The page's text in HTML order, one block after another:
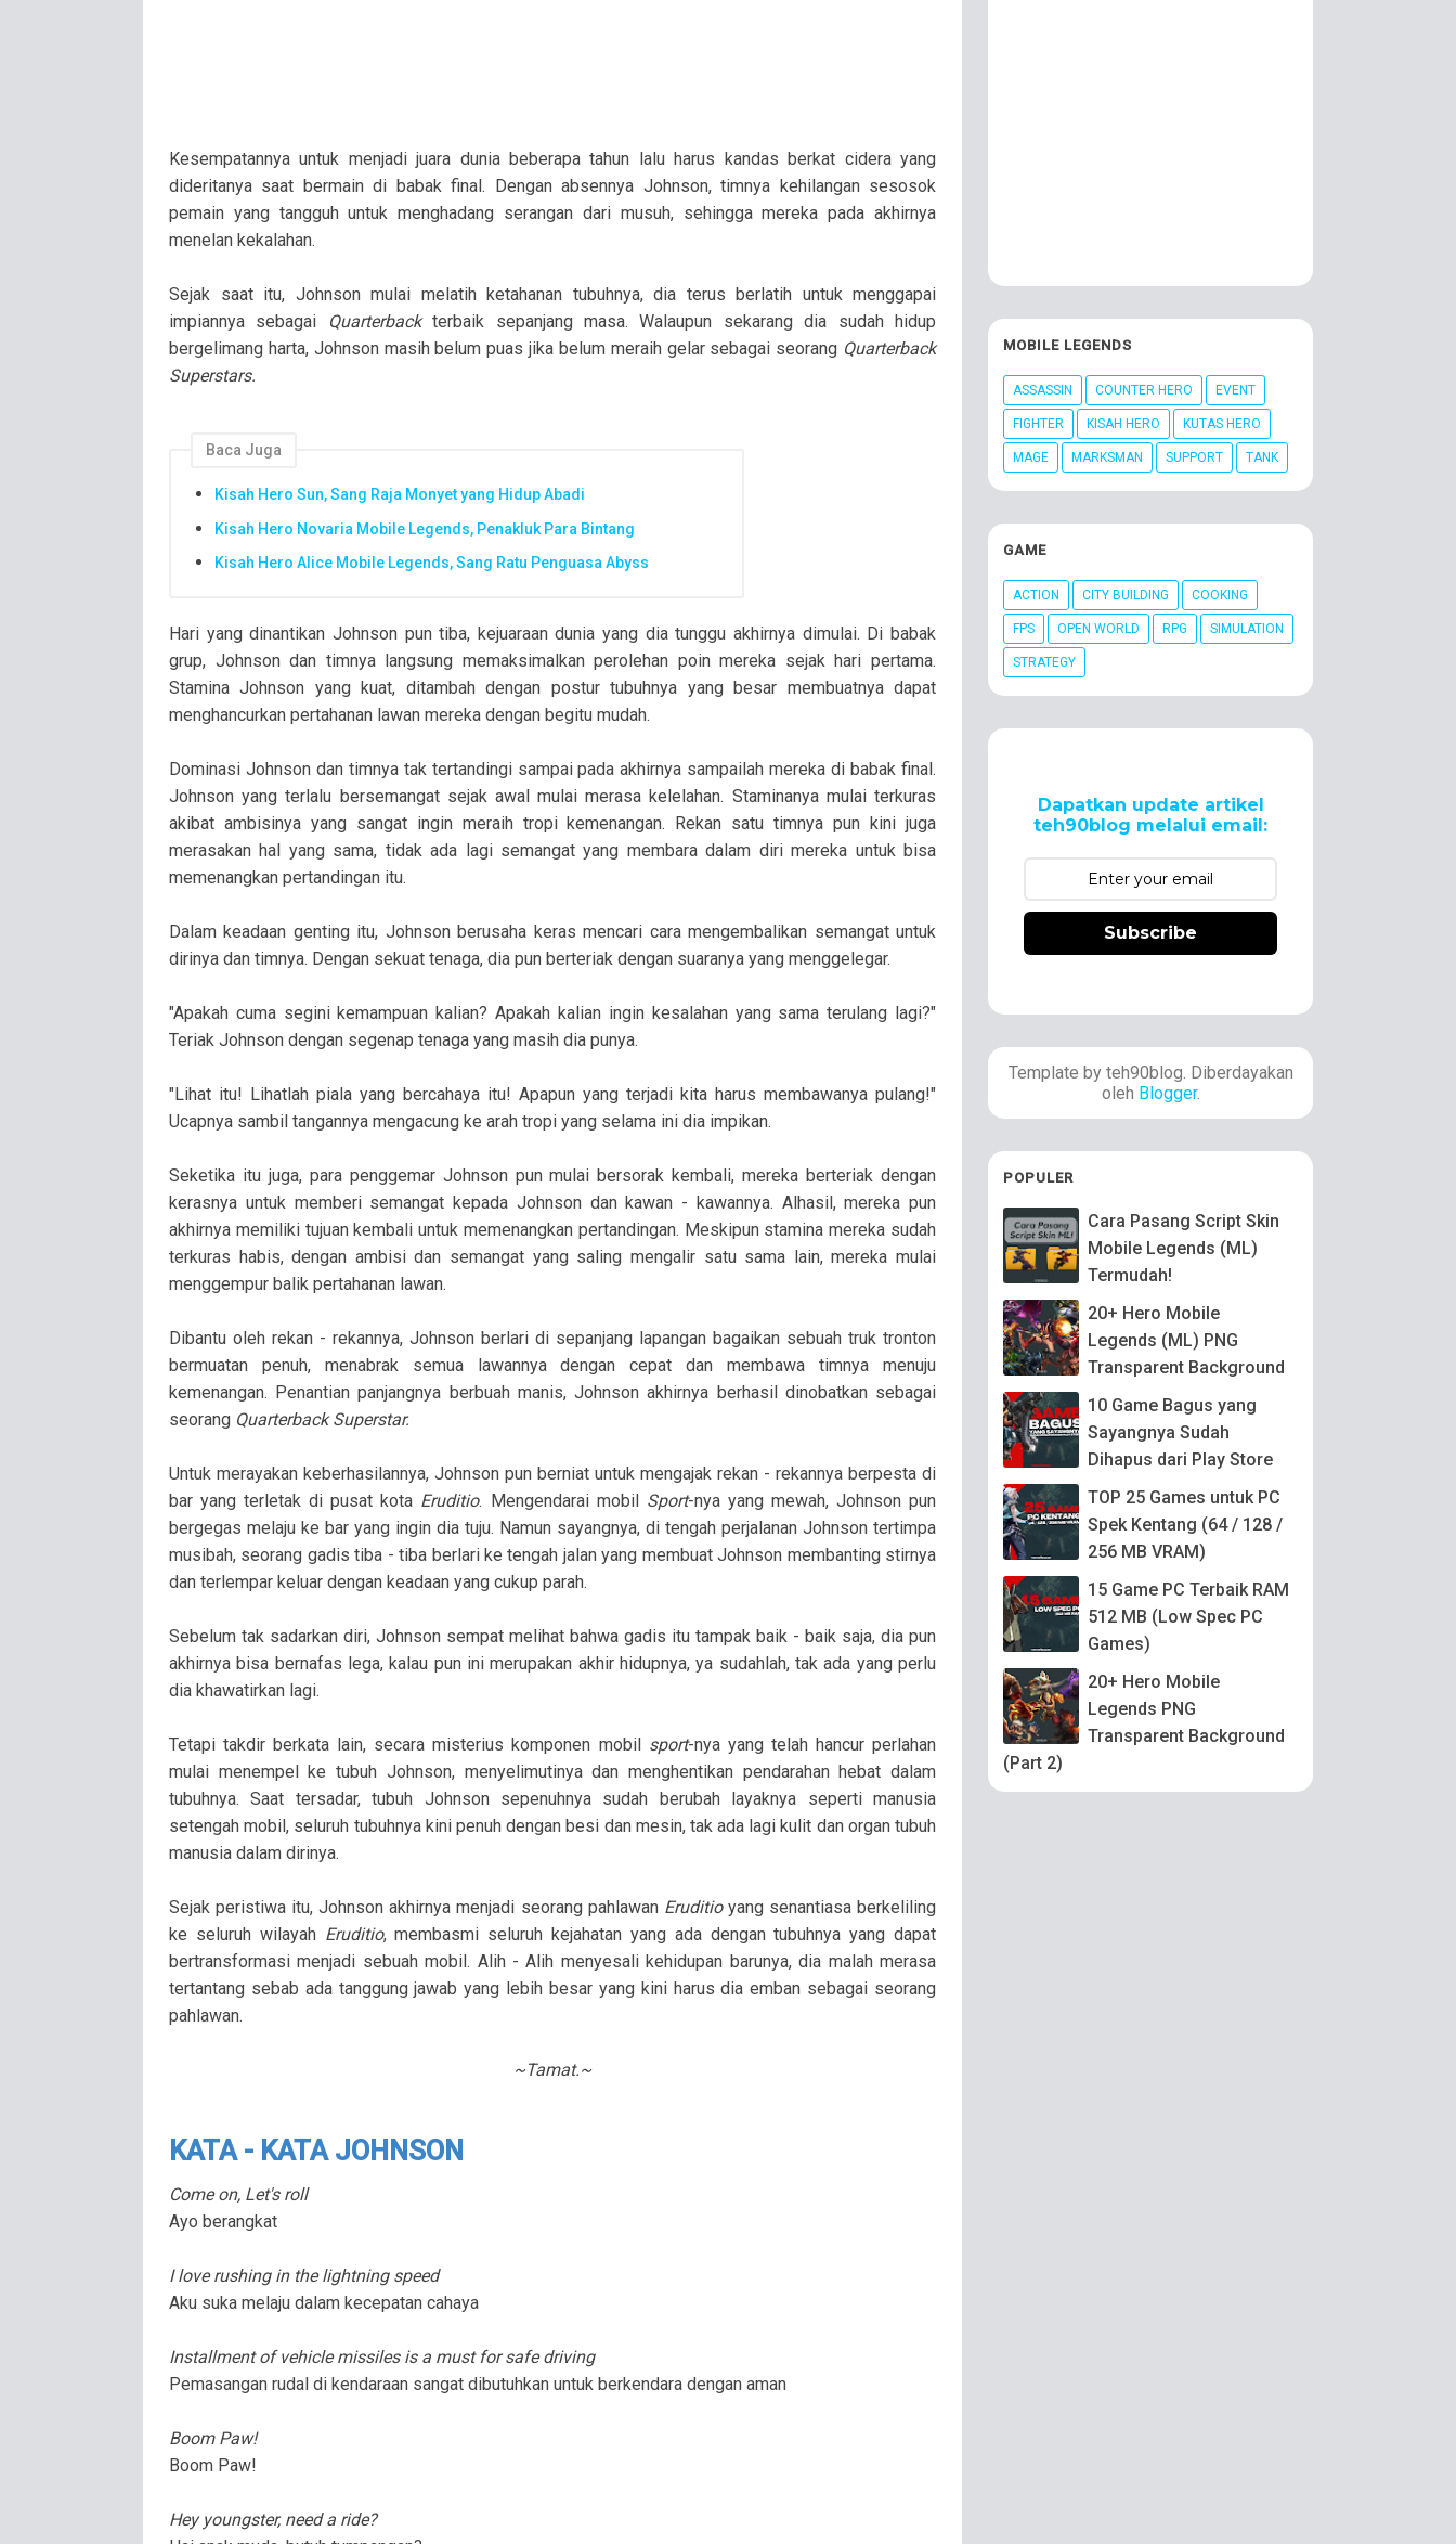
Kesempatannya untuk menjadi juara dunia beberapa tahun lalu harus kandas berkat cidera yang
dideritanya saat bermain di babak final. Dengan absennya Johnson, timnya kehilangan sesosok
pemain yang tangguh untuk menghadang serangan dari musuh, sehingga mereka pada akhirnya
menelan kekalahan.
Sejak saat itu, Johnson mulai melatih ketahanan tubuhnya, dia terus berlatih untuk menggapai
impiannya sebagai
Quarterbackterbaik sepanjang masa. Walaupun sekarang dia sudah hidup
bergelimang harta, Johnson masih belum puas jika belum meraih gelar sebagai seorang Quarterback
Superstars.
Baca Juga
Kisah Hero Sun, Sang Raja Monyet yang Hidup Abadi
Kisah Hero Novaria Mobile Legends, Penakluk Para Bintang
Kisah Hero Alice Mobile Legends, Sang Ratu Penguasa Abyss
Hari yang dinantikan Johnson pun tiba, kejuaraan dunia yang dia tunggu akhirnya dimulai. Di babak
grup, Johnson dan timnya langsung memaksimalkan perolehan poin mereka sejak hari pertama.
Stamina Johnson yang kuat, ditambah dengan postur tubuhnya yang besar membuatnya dapat
menghancurkan pertahanan lawan mereka dengan begitu mudah.
Dominasi Johnson dan timnya tak tertandingi sampai pada akhirnya sampailah mereka di babak final.
Johnson yang terlalu bersemangat sejak awal mulai merasa kelelahan. Staminanya mulai terkuras
akibat ambisinya yang sangat ingin meraih tropi kemenangan. Rekan satu timnya pun kini juga
merasakan hal yang sama, tidak ada lagi semangat yang membara dalam diri mereka untuk bisa
memenangkan pertandingan itu.
Dalam keadaan genting itu, Johnson berusaha keras mencari cara mengembalikan semangat untuk
dirinya dan timnya. Dengan sekuat tenaga, dia pun berteriak dengan suaranya yang menggelegar.
"Apakah cuma segini kemampuan kalian? Apakah kalian ingin kesalahan yang sama terulang lagi?"
Teriak Johnson dengan segenap tenaga yang masih dia punya.
"Lihat itu! Lihatlah piala yang bercahaya itu! Apapun yang terjadi kita harus membawanya pulang!"
Ucapnya sambil tangannya mengacung ke arah tropi yang selama ini dia impikan.
Seketika itu juga, para penggemar Johnson pun mulai bersorak kembali, mereka berteriak dengan
kerasnya untuk memberi semangat kepada Johnson dan kawan - kawannya. Alhasil, mereka pun
akhirnya memiliki tujuan kembali untuk memenangkan pertandingan. Meskipun stamina mereka sudah
terkuras habis, dengan ambisi dan semangat yang saling mengalir satu sama lain, mereka mulai
menggempur balik pertahanan lawan.
Dibantu oleh rekan - rekannya, Johnson berlari di sepanjang lapangan bagaikan sebuah truk tronton
bermuatan penuh, menabrak semua lawannya dengan cepat dan membawa timnya menuju
kemenangan. Penantian panjangnya berbuah manis, Johnson akhirnya berhasil dinobatkan sebagai
seorang Quarterback Superstar.
Untuk merayakan keberhasilannya, Johnson pun berniat untuk mengajak rekan - rekannya berpesta di
bar yang terletak di pusat kota Eruditio. Mengendarai mobil Sport-nya yang mewah, Johnson pun
bergegas melaju ke bar yang ingin dia tuju. Namun sayangnya, di tengah perjalanan Johnson tertimpa
musibah, seorang gadis tiba - tiba berlari ke tengah jalan yang membuat Johnson membanting stirnya
dan terlempar keluar dengan keadaan yang cukup parah.
Sebelum tak sadarkan diri, Johnson sempat melihat bahwa gadis itu tampak baik - baik saja, dia pun
akhirnya bisa bernafas lega, kalau pun ini merupakan akhir hidupnya, ya sudahlah, tak ada yang perlu
dia khawatirkan lagi.
Tetapi takdir berkata lain, secara misterius komponen mobil sport-nya yang telah hancur perlahan
mulai menempel ke tubuh Johnson, menyelimutinya dan menghentikan pendarahan hebat dalam
tubuhnya. Saat tersadar, tubuh Johnson sepenuhnya sudah berubah layaknya seperti manusia
setengah mobil, seluruh tubuhnya kini penuh dengan besi dan mesin, tak ada lagi kulit dan organ tubuh
manusia dalam dirinya.
Sejak peristiwa itu, Johnson akhirnya menjadi seorang pahlawan Eruditio yang senantiasa berkeliling
ke seluruh wilayah Eruditio, membasmi seluruh kejahatan yang ada dengan tubuhnya yang dapat
bertransformasi menjadi sebuah mobil. Alih - Alih menyesali kehidupan barunya, dia malah merasa
tertantang sebab ada tanggung jawab yang lebih besar yang kini harus dia emban sebagai seorang
pahlawan.
~Tamat.~
KATA - KATA JOHNSON
Come on, Let's roll
Ayo berangkat
I love rushing in the lightning speed
Aku suka melaju dalam kecepatan cahaya
Installment of vehicle missiles is a must for safe driving
Pemasangan rudal di kendaraan sangat dibutuhkan untuk berkendara dengan aman
Boom Paw!
Boom Paw!
Hey youngster, need a ride?
MOBILE LEGENDS
ASSASSIN COUNTER HERO EVENT
FIGHTER KISAH HERO KUTAS HERO
MAGE MARKSMAN SUPPORT TANK
GAME
ACTION CITY BUILDING COOKING
FPS OPEN WORLD RPG SIMULATION
STRATEGY
Dapatkan update artikel
teh90blog melalui email:
Subscribe
Template by teh90blog. Diberdayakan
oleh Blogger.
POPULER
Cara Pasang Script Skin
Mobile Legends (ML)
Termudah!
20+ Hero Mobile
Legends (ML) PNG
Transparent Background
10 Game Bagus yang
Sayangnya Sudah
Dihapus dari Play Store
TOP 25 Games untuk PC
Spek Kentang (64 / 128 /
256 MB VRAM)
15 Game PC Terbaik RAM
512 MB (Low Spec PC
Games)
20+ Hero Mobile
Legends PNG
Transparent Background
(Part 2)